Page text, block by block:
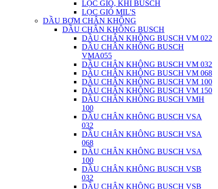
LỌC GIÓ, KHÍ BUSCH
LỌC GIÓ MIL'S
DẦU BƠM CHÂN KHÔNG
DẦU CHÂN KHÔNG BUSCH
DẦU CHÂN KHÔNG BUSCH VM 022
DẦU CHÂN KHÔNG BUSCH
VMA055
DẦU CHÂN KHÔNG BUSCH VM 032
DẦU CHÂN KHÔNG BUSCH VM 068
DẦU CHÂN KHÔNG BUSCH VM 100
DẦU CHÂN KHÔNG BUSCH VM 150
DẦU CHÂN KHÔNG BUSCH VMH
100
DẦU CHÂN KHÔNG BUSCH VSA
032
DẦU CHÂN KHÔNG BUSCH VSA
068
DẦU CHÂN KHÔNG BUSCH VSA
100
DẦU CHÂN KHÔNG BUSCH VSB
032
DẦU CHÂN KHÔNG BUSCH VSB